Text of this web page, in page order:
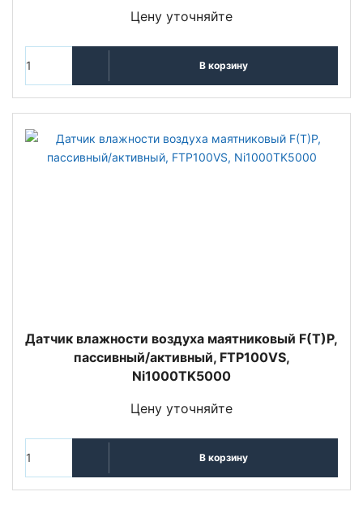
Цену уточняйте
В корзину
Датчик влажности воздуха маятниковый F(T)P,
пассивный/активный, FTP100VS,
Ni1000TK5000
Цену уточняйте
В корзину